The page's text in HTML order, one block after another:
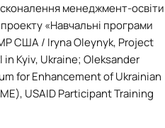
менеджмент-освіти
«Навчальні програми
США / Iryna Oleynyk, Project
Kyiv, Ukraine; Oleksander
forEnhancementofUkrainian
), USAIDParticipantTraining